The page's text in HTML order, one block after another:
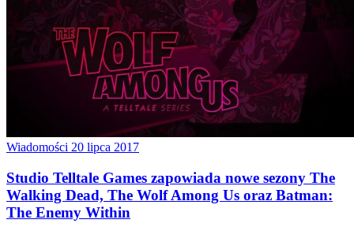
Wiadomości 20 lipca 2017
Studio Telltale Games zapowiada nowe sezony The
Walking Dead, The Wolf Among Us oraz Batman:
The Enemy Within